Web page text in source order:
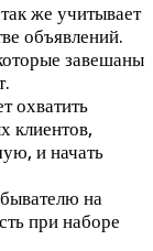
же учитывает
объявлений.
завешаны
охватить
клиентов,
и начать
на
при наборе